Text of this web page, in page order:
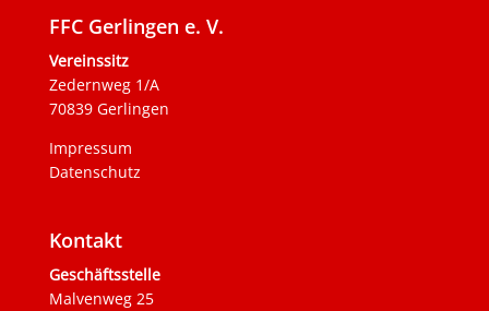
FFC Gerlingen e. V.
Vereinssitz
Zedernweg 1/A
70839 Gerlingen
Impressum
Datenschutz
Kontakt
Geschäftsstelle
Malvenweg 25